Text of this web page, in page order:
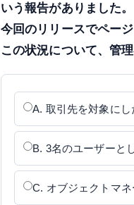
いう報告がありました。
今回のリリースでペー
この状況について、管
A. 取引先を対象にし
B. 3名のユーザーと
C. オブジェクトマ